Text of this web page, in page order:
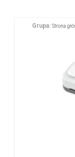
Grupa: Strona